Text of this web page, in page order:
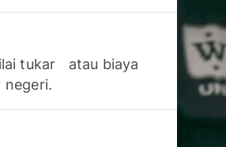
tukar atau biaya
negeri.